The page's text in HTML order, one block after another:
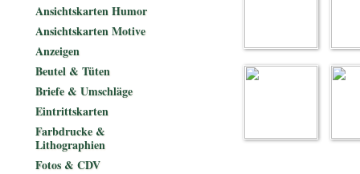
Ansichtskarten Humor
Ansichtskarten Motive
Anzeigen
Beutel & Tüten
Briefe & Umschläge
Eintrittskarten
Farbdrucke &
Lithographien
Fotos & CDV